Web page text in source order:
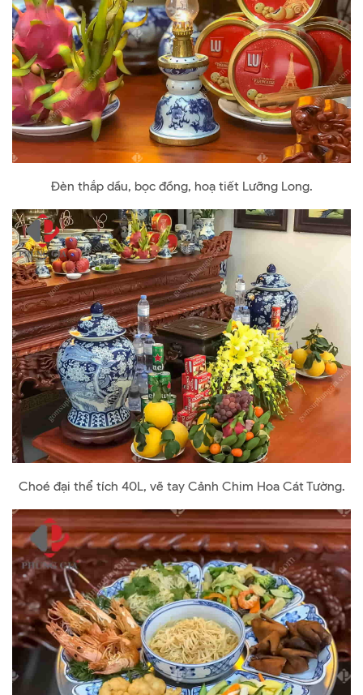
Đèn thắp dầu, bọc đồng, hoạ tiết Lưỡng Long.
Choé đại thể tích 40L, vẽ tay Cảnh Chim Hoa Cát Tường.